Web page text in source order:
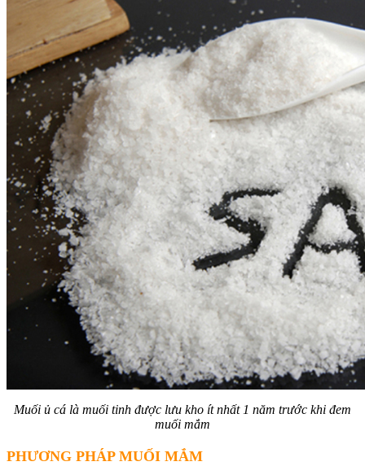
Muối ủ cá là muối tinh được lưu kho ít nhất 1 năm trước khi đem
muối mắm
PHƯƠNG PHÁP MUỐI MẮM